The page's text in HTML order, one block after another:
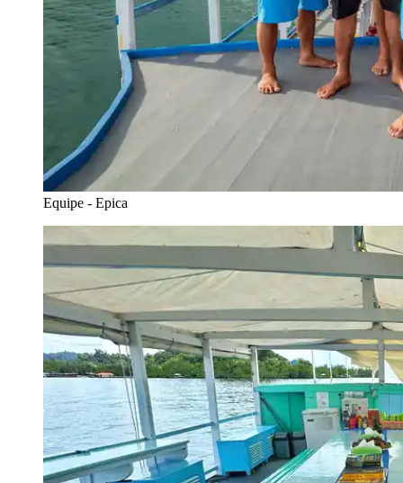
Equipe - Epica